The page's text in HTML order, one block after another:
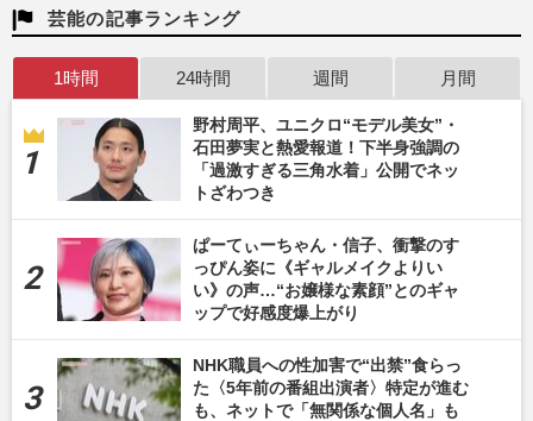
芸能の記事ランキング
1時間 24時間 週間 月間
野村周平、ユニクロ“モデル美女”・
石田夢実と熱愛報道！下半身強調の
「過激すぎる三角水着」公開でネッ
トざわつき
ぱーてぃーちゃん・信子、衝撃のす
っぴん姿に《ギャルメイクよりい
い》の声…“お嬢様な素顔”とのギャ
ップで好感度爆上がり
NHK職員への性加害で“出禁”食らっ
た〈5年前の番組出演者〉特定が進む
も、ネットで「無関係な個人名」も